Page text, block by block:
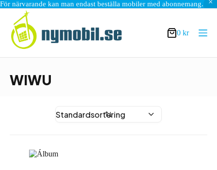
För närvarande kan man endast beställa mobiler med abonnemang.
innehåll
Varukorg
0 kr
WIWU